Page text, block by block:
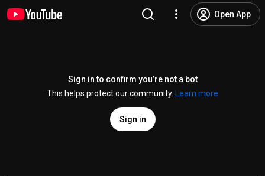
Open App
Sign in to confirm you’re not a bot
This helps protect our community.
Learn more
Sign in